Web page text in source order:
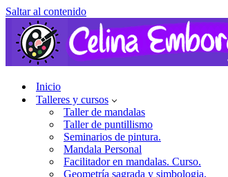
Saltar al contenido
Inicio
Talleres y cursos
Taller de mandalas
Taller de puntillismo
Seminarios de pintura.
Mandala Personal
Facilitador en mandalas. Curso.
Geometría sagrada y simbologia.